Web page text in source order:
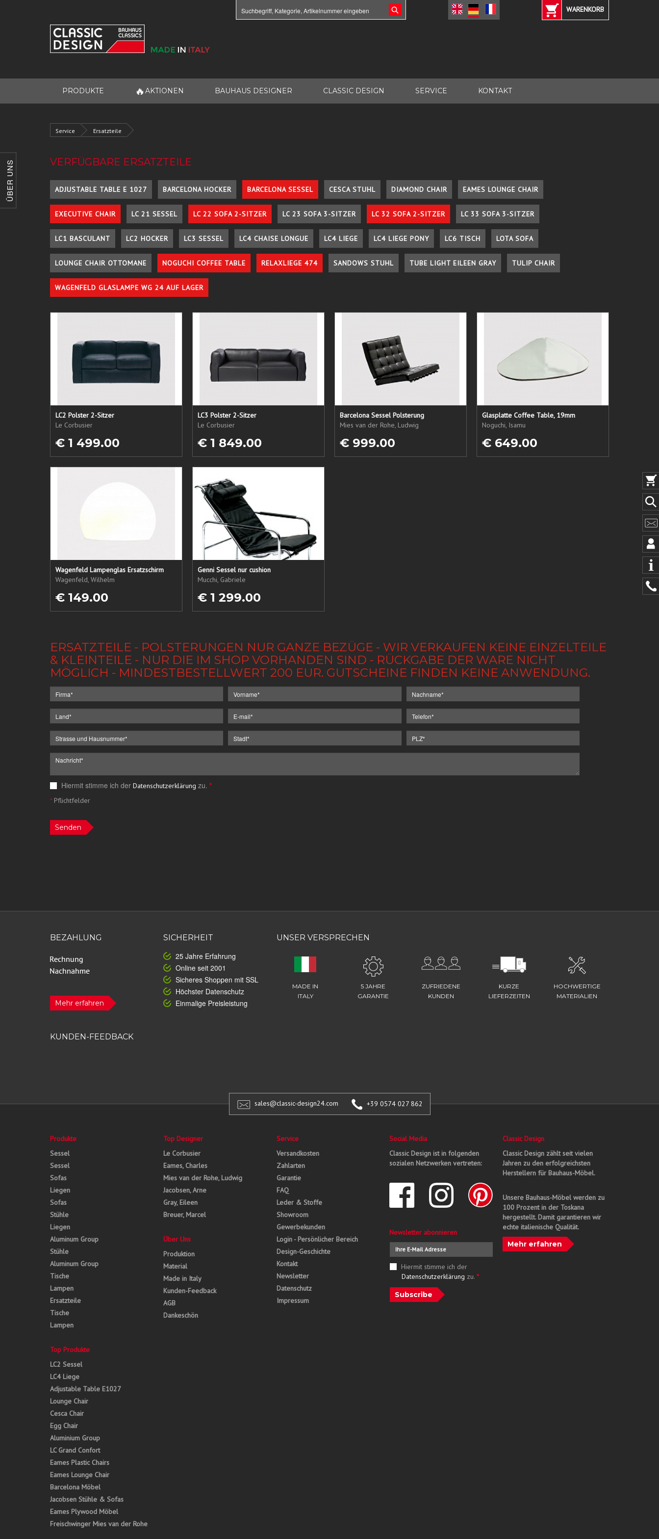
ÜBER UNS
WARENKORB
PRODUKTE 🔥 AKTIONEN BAUHAUS DESIGNER CLASSIC DESIGN SERVICE KONTAKT
Service Ersatzteile
VERFÜGBARE ERSATZTEILE
ADJUSTABLE TABLE E 1027 BARCELONA HOCKER BARCELONA SESSEL CESCA STUHL DIAMOND CHAIR EAMES LOUNGE CHAIR
EXECUTIVE CHAIR LC 21 SESSEL LC 22 SOFA 2-SITZER LC 23 SOFA 3-SITZER LC 32 SOFA 2-SITZER LC 33 SOFA 3-SITZER
LC1 BASCULANT LC2 HOCKER LC3 SESSEL LC4 CHAISE LONGUE LC4 LIEGE LC4 LIEGE PONY LC6 TISCH LOTA SOFA
LOUNGE CHAIR OTTOMANE NOGUCHI COFFEE TABLE RELAXLIEGE 474 SANDOWS STUHL TUBE LIGHT EILEEN GRAY TULIP CHAIR
WAGENFELD GLASLAMPE WG 24 AUF LAGER
LC2 Polster 2-Sitzer
Le Corbusier
€ 1 499.00
LC3 Polster 2-Sitzer
Le Corbusier
€ 1 849.00
Barcelona Sessel Polsterung
Mies van der Rohe, Ludwig
€ 999.00
Glasplatte Coffee Table, 19mm
Noguchi, Isamu
€ 649.00
Wagenfeld Lampenglas Ersatzschirm
Wagenfeld, Wilhelm
€ 149.00
Genni Sessel nur cushion
Mucchi, Gabriele
€ 1 299.00
ERSATZTEILE - POLSTERUNGEN NUR GANZE BEZÜGE - WIR VERKAUFEN KEINE EINZELTEILE
& KLEINTEILE - NUR DIE IM SHOP VORHANDEN SIND - RÜCKGABE DER WARE NICHT
MÖGLICH - MINDESTBESTELLWERT 200 EUR. GUTSCHEINE FINDEN KEINE ANWENDUNG.
Hiermit stimme ich der Datenschutzerklärung zu. *
*Pflichtfelder
Senden
BEZAHLUNG
Mehr erfahren
SICHERHEIT
25 Jahre Erfahrung
Online seit 2001
Sicheres Shoppen mit SSL
Höchster Datenschutz
Einmalige Preisleistung
UNSER VERSPRECHEN
MADE IN
ITALY
5 JAHRE
GARANTIE
ZUFRIEDENE
KUNDEN
KURZE
LIEFERZEITEN
HOCHWERTIGE
MATERIALIEN
KUNDEN-FEEDBACK
sales@classic-design24.com +39 0574 027 862
Produkte
Sessel
Sessel
Sofas
Liegen
Sofas
Stühle
Liegen
Aluminum Group
Stühle
Aluminum Group
Tische
Lampen
Ersatzteile
Tische
Lampen
Top Produkte
LC2 Sessel
LC4 Liege
Adjustable Table E1027
Lounge Chair
Cesca Chair
Egg Chair
Aluminium Group
LC Grand Confort
Eames Plastic Chairs
Eames Lounge Chair
Barcelona Möbel
Jacobsen Stühle & Sofas
Eames Plywood Möbel
Freischwinger Mies van der Rohe
Top Designer
Le Corbusier
Eames, Charles
Mies van der Rohe, Ludwig
Jacobsen, Arne
Gray, Eileen
Breuer, Marcel
Über Uns
Produktion
Material
Made in Italy
Kunden-Feedback
AGB
Dankeschön
Service
Versandkosten
Zahlarten
Garantie
FAQ
Leder & Stoffe
Showroom
Gewerbekunden
Login - Persönlicher Bereich
Design-Geschichte
Kontakt
Newsletter
Datenschutz
Impressum
Social Media
Classic Design ist in folgenden
sozialen Netzwerken vertreten:
Newsletter abonnieren
Hiermit stimme ich der
Datenschutzerklärung zu. *
Subscribe
Classic Design
Classic Design zählt seit vielen
Jahren zu den erfolgreichsten
Herstellern für Bauhaus-Möbel.
Unsere Bauhaus-Möbel werden zu
100 Prozent in der Toskana
hergestellt. Damit garantieren wir
echte italienische Qualität.
Mehr erfahren